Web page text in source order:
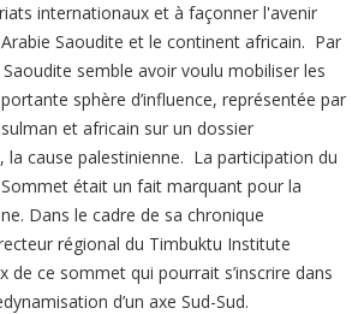
internationaux et à façonner l'avenir
Saoudite et le continent africain. Par
Saoudite semble avoir voulu mobiliser les
sphère d’influence, représentée par
et africain sur un dossier
la cause palestinienne. La participation du
était un fait marquant pour la
Dans le cadre de sa chronique
régional du Timbuktu Institute
de ce sommet qui pourrait s’inscrire dans
d’un axe Sud-Sud.